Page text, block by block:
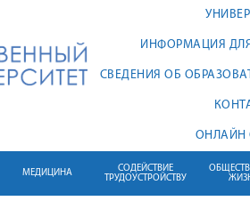
ИНФОРМАЦИЯ
СВЕДЕНИЯ ОБ
ОНЛАЙН
МЕДИЦИНА
СОДЕЙСТВИЕ
ТРУДОУСТРОЙСТВУ